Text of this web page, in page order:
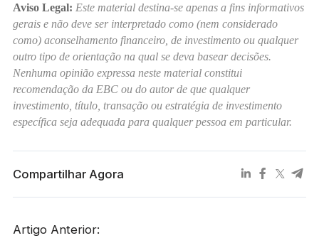
Aviso Legal: Este material destina-se apenas a fins informativos
gerais e não deve ser interpretado como (nem considerado
como) aconselhamento financeiro, de investimento ou qualquer
outro tipo de orientação na qual se deva basear decisões.
Nenhuma opinião expressa neste material constitui
recomendação da EBC ou do autor de que qualquer
investimento, título, transação ou estratégia de investimento
específica seja adequada para qualquer pessoa em particular.
Compartilhar Agora
Artigo Anterior: